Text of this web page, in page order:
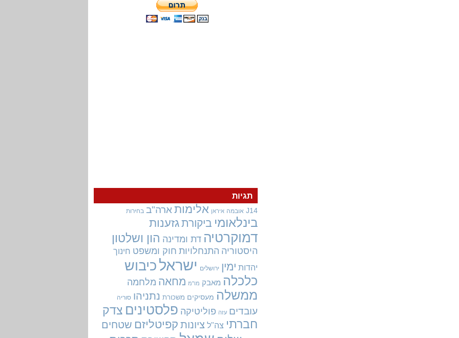
תגיות
J14 אובמה איראן אלימות ארה"ב בחירות
בינלאומי ביקורתגזענות
דמוקרטיה דת ומדינה הון ושלטון
היסטוריה התנחלויות חוק ומשפט חינוך
יהדות ימין ירושלים ישראל כיבוש
כלכלה מאבק מו"מ מחאה מלחמה
ממשלה מעסיקים משכורת נתניהו סוריה
עובדים עזה פוליטיקה פלסטינים צדק
חברתי צה"ל ציונות קפיטליזם שטחים